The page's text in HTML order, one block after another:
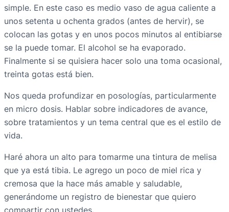
simple. En este caso es medio vaso de agua caliente a
unos setenta u ochenta grados (antes de hervir), se
colocan las gotas y en unos pocos minutos al entibiarse
se la puede tomar. El alcohol se ha evaporado.
Finalmente si se quisiera hacer solo una toma ocasional,
treinta gotas está bien.
Nos queda profundizar en posologías, particularmente
en micro dosis. Hablar sobre indicadores de avance,
sobre tratamientos y un tema central que es el estilo de
vida.
Haré ahora un alto para tomarme una tintura de melisa
que ya está tibia. Le agrego un poco de miel rica y
cremosa que la hace más amable y saludable,
generándome un registro de bienestar que quiero